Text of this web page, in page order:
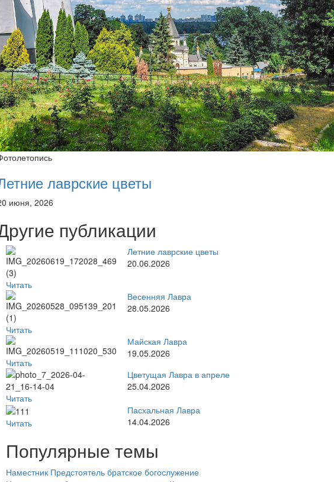
лаврские цветы
июня, 2026
публикации
Читать
Летние лаврские цветы
20.06.2026
Читать
Весенняя Лавра
28.05.2026
Читать
Майская Лавра
19.05.2026
Читать
Цветущая Лавра в апреле
25.04.2026
Читать
Пасхальная Лавра
14.04.2026
Популярные темы
Наместник Предстоятель братское богослужение